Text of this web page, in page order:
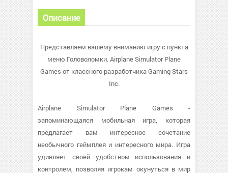
Описание
Представляем вашему вниманию игру с пункта
меню Головоломки. Airplane Simulator Plane
Games от классного разработчика Gaming Stars
Inc.
Airplane Simulator Plane Games -
запоминающаяся мобильная игра, которая
предлагает вам интересное сочетание
необычного геймплея и интересного мира. Игра
удивляет своей удобством использования и
контролем, позволяя игрокам окунуться в мир